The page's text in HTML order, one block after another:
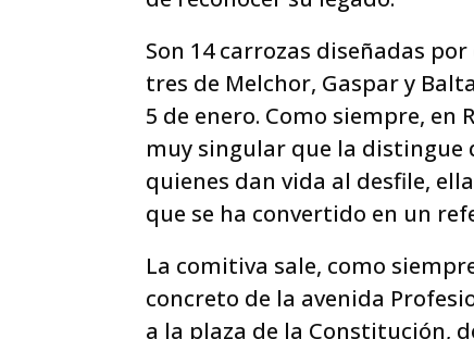
Son 14 carrozas diseñadas
tres de Melchor, Gaspar y
5 de enero. Como siempre,
muy singular que la distingue
quienes dan vida al desfile,
que se ha convertido en un
La comitiva sale, como
concreto de la avenida
a la plaza de la Constitución,